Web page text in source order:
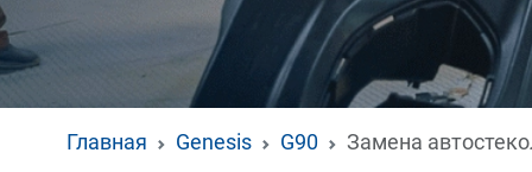
Главная Genesis G90 Замена